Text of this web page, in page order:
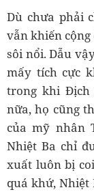
Dù chưa phải
vẫn khiến
sôi nổi. Dẫu
mấy tích cực
trong khi Địch
nữa, họ cũng
của mỹ nhân
Nhiệt Ba chỉ
xuất luôn bị
quá khứ, Nhiệt